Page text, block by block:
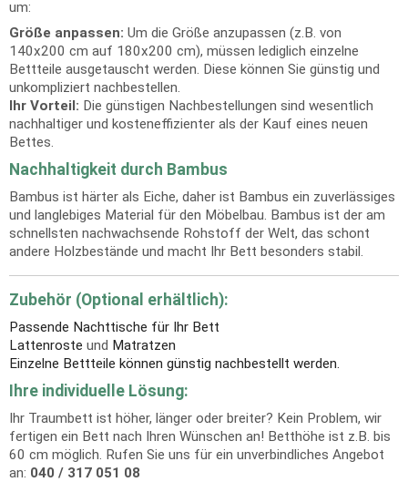
um:
Größe anpassen: Um die Größe anzupassen (z.B. von
140x200 cm auf 180x200 cm), müssen lediglich einzelne
Bettteile ausgetauscht werden. Diese können Sie günstig und
unkompliziert nachbestellen.
Ihr Vorteil: Die günstigen Nachbestellungen sind wesentlich
nachhaltiger und kosteneffizienter als der Kauf eines neuen
Bettes.
Nachhaltigkeit durch Bambus
Bambus ist härter als Eiche, daher ist Bambus ein zuverlässiges
und langlebiges Material für den Möbelbau. Bambus ist der am
schnellsten nachwachsende Rohstoff der Welt, das schont
andere Holzbestände und macht Ihr Bett besonders stabil.
Zubehör (Optional erhältlich):
Passende Nachttische für Ihr Bett
Lattenroste und Matratzen
Einzelne Bettteile können günstig nachbestellt werden.
Ihre individuelle Lösung:
Ihr Traumbett ist höher, länger oder breiter? Kein Problem, wir
fertigen ein Bett nach Ihren Wünschen an! Betthöhe ist z.B. bis
60 cm möglich. Rufen Sie uns für ein unverbindliches Angebot
an: 040 / 317 051 08